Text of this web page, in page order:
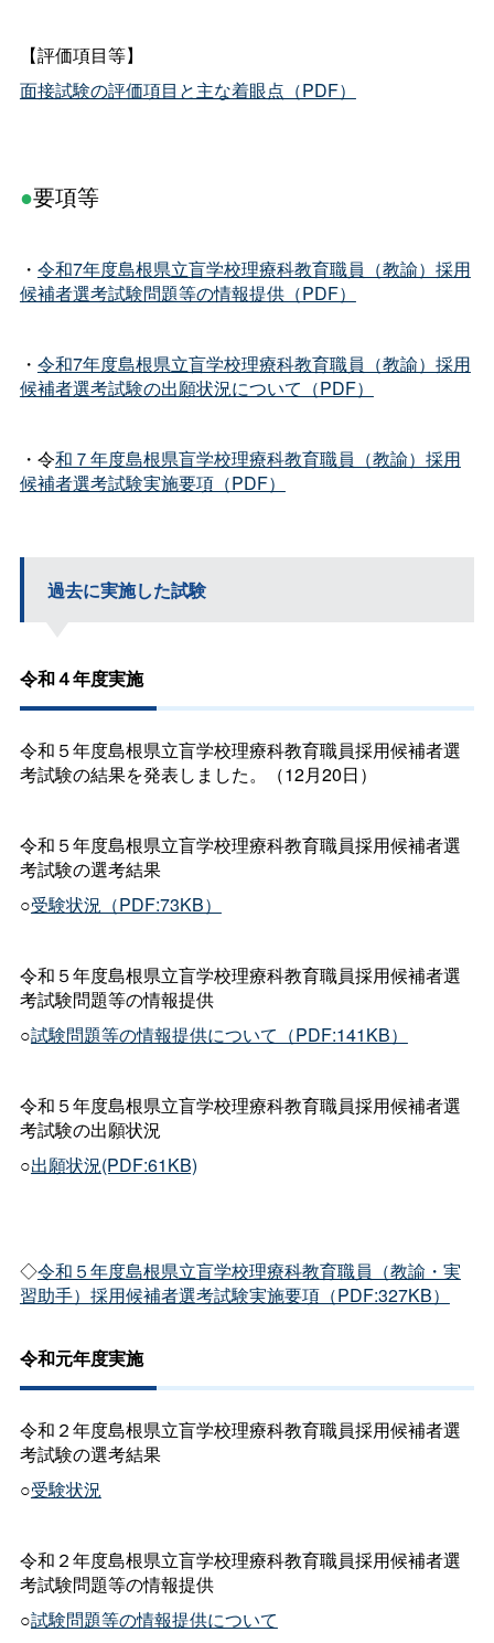
【評価項目等】
面接試験の評価項目と主な着眼点（PDF）
●要項等
・ 令和7年度島根県立盲学校理療科教育職員（教諭）採用
候補者選考試験問題等の情報提供（PDF）
・ 令和7年度島根県立盲学校理療科教育職員（教諭）採用
候補者選考試験の出願状況について（PDF）
・令和７年度島根県盲学校理療科教育職員（教諭）採用
候補者選考試験実施要項（PDF）
過去に実施した試験
令和４年度実施
令和５年度島根県立盲学校理療科教育職員採用候補者選
考試験の結果を発表しました。（12月20日）
令和５年度島根県立盲学校理療科教育職員採用候補者選
考試験の選考結果
○受験状況（PDF:73KB）
令和５年度島根県立盲学校理療科教育職員採用候補者選
考試験問題等の情報提供
○試験問題等の情報提供について（PDF:141KB）
令和５年度島根県立盲学校理療科教育職員採用候補者選
考試験の出願状況
○出願状況(PDF:61KB)
◇令和５年度島根県立盲学校理療科教育職員（教諭・実
習助手）採用候補者選考試験実施要項（PDF:327KB）
令和元年度実施
令和２年度島根県立盲学校理療科教育職員採用候補者選
考試験の選考結果
○受験状況
令和２年度島根県立盲学校理療科教育職員採用候補者選
考試験問題等の情報提供
○試験問題等の情報提供について